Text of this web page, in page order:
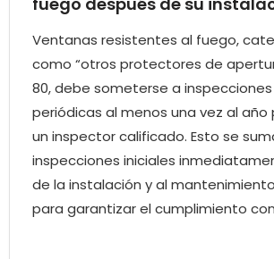
Ventanas resistentes al fuego,
como “otros protectores de
80, debe someterse a
periódicas al menos una vez al
un inspector calificado. Esto se
inspecciones iniciales
de la instalación y al
para garantizar el cumplimiento